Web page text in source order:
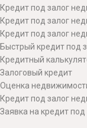
Кредит под залог
Кредит под залог
Кредит под залог
Быстрый кредит под
Кредитный
Залоговый кредит
Оценка
Кредит под залог
Заявка на кредит